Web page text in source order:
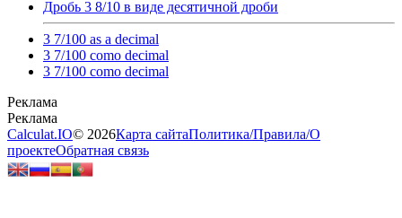
Дробь 3 8/10 в виде десятичной дроби
3 7/100 as a decimal
3 7/100 como decimal
3 7/100 como decimal
Calculat.IO© 2026Карта сайтаПолитика/Правила/О
проектеОбратная связь